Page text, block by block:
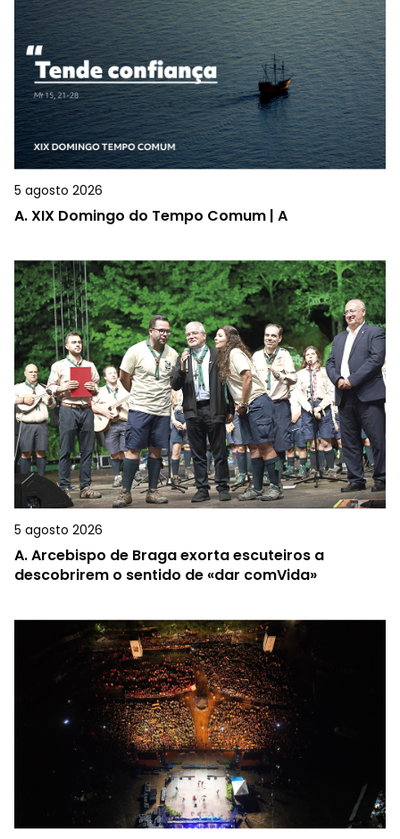
5 agosto 2026
A.XIX Domingo do Tempo Comum | A
5 agosto 2026
A.Arcebispo de Braga exorta escuteiros a
descobrirem o sentido de «dar comVida»